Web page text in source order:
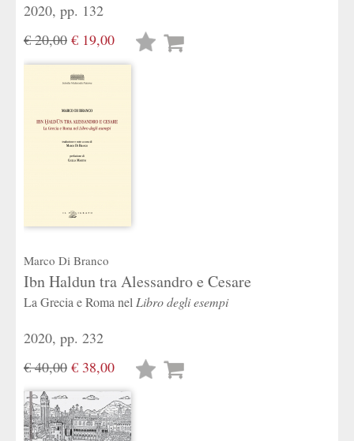
2020, pp. 132
€ 20,00 € 19,00
Lista
Marco Di Branco
Ibn Haldun tra Alessandro e Cesare
La Grecia e Roma nel Libro degli esempi
2020, pp. 232
€ 40,00 € 38,00
Lista